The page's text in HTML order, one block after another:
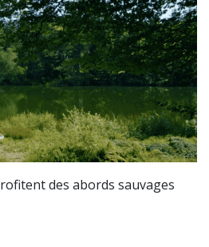
des abords sauvages